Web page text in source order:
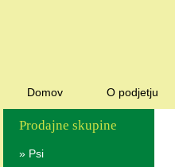
Domov O podjetju
Prodajne skupine
» Psi